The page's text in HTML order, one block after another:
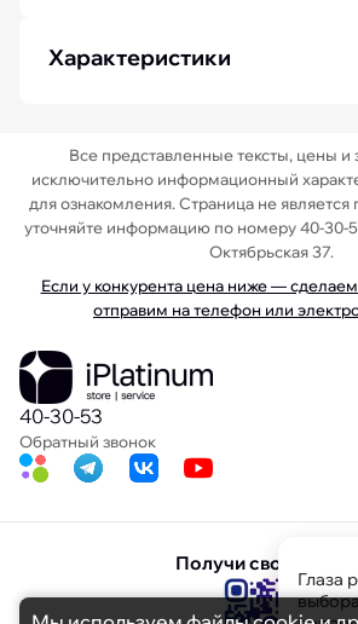
Характеристики
Все представленные тексты, цены и
исключительно информационный
для ознакомления. Страница не
уточняйте информацию по номеру 40-30-
Октябрьская 37.
Если у конкурента цена ниже —
отправим на телефон или
40-30-53
Обратный звонок
Получи свою скидку
Глаза